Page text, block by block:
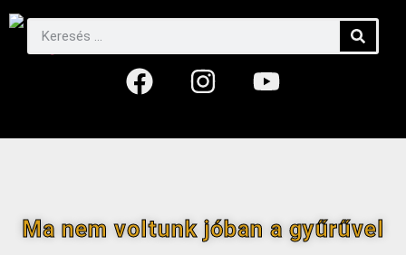
Ma nem voltunk jóban a gyűrűvel